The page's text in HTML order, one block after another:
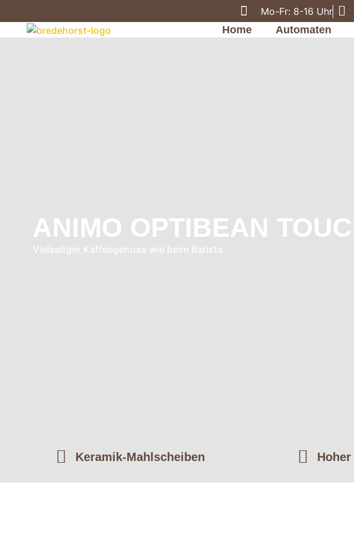
Mo-Fr: 8-16 Uhr
Home
Automaten
ANIMO OPTIBEAN
Vielseitger Kaffeegenuss wie beim Barista
Keramik-Mahlscheiben